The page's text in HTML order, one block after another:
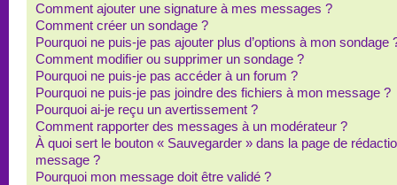
Comment ajouter une signature à mes messages ?
Comment créer un sondage ?
Pourquoi ne puis-je pas ajouter plus d’options à mon sondage
Comment modifier ou supprimer un sondage ?
Pourquoi ne puis-je pas accéder à un forum ?
Pourquoi ne puis-je pas joindre des fichiers à mon message ?
Pourquoi ai-je reçu un avertissement ?
Comment rapporter des messages à un modérateur ?
À quoi sert le bouton « Sauvegarder » dans la page de
message ?
Pourquoi mon message doit être validé ?